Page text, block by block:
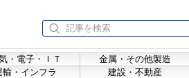
・電子・ＩＴ 金属・その他製造
輸・インフラ 建設・不動産